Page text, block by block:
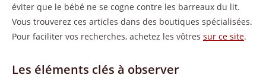
éviter que le bébé ne se cogne contre les barreaux du lit.
Vous trouverez ces articles dans des boutiques spécialisées.
Pour faciliter vos recherches, achetez les vôtres sur ce site.
Les éléments clés à observer